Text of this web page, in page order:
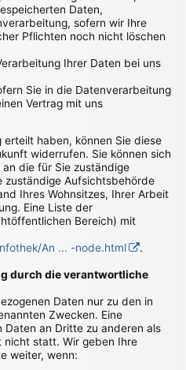
Daten,
sofern wir Ihre
Pflichten noch nicht löschen
Ihrer Daten bei uns
Sie in die Datenverarbeitung
Vertrag mit uns
erteilt haben, können Sie diese
widerrufen. Sie können sich
die für Sie zuständige
zuständige Aufsichtsbehörde
Ihres Wohnsitzes, Ihrer Arbeit
Eine Liste der
Bereich) mit
An ... -node.html
.
durch die verantwortliche
Daten nur zu den in
Zwecken. Eine
Daten an Dritte zu anderen als
statt. Wir geben Ihre
weiter, wenn: